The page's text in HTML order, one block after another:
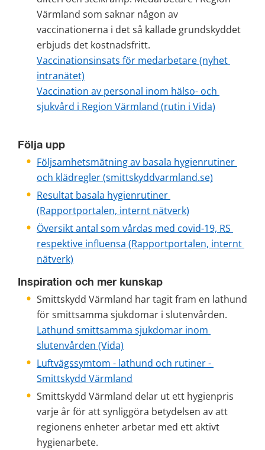
Värmland som saknar någon av
vaccinationerna i det så kallade grundskyddet
erbjuds det kostnadsfritt.
Vaccinationsinsats för medarbetare (nyhet
intranätet)
Vaccination av personal inom hälso- och
sjukvård i Region Värmland (rutin i Vida)
Följa upp
Följsamhetsmätning av basala hygienrutiner
och klädregler (smittskyddvarmland.se)
Resultat basala hygienrutiner
(Rapportportalen, internt nätverk)
Översikt antal som vårdas med covid-19, RS
respektive influensa (Rapportportalen, internt
nätverk)
Inspiration och mer kunskap
Smittskydd Värmland har tagit fram en lathund
för smittsamma sjukdomar i slutenvården.
Lathund smittsamma sjukdomar inom
slutenvården (Vida)
Luftvägssymtom - lathund och rutiner -
Smittskydd Värmland
Smittskydd Värmland delar ut ett hygienpris
varje år för att synliggöra betydelsen av att
regionens enheter arbetar med ett aktivt
hygienarbete.